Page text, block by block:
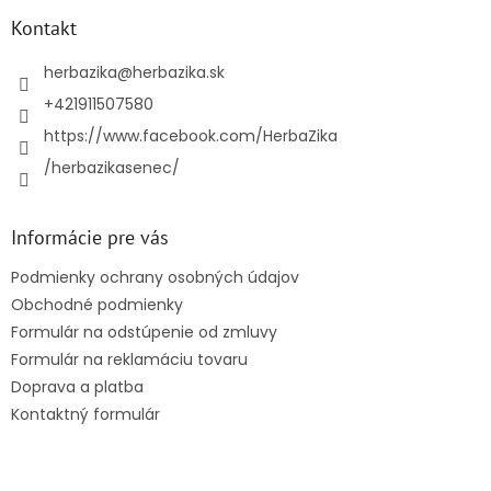
Kontakt
herbazika@herbazika.sk
+421911507580
https://www.facebook.com/HerbaZika
/herbazikasenec/
Informácie pre vás
Podmienky ochrany osobných údajov
Obchodné podmienky
Formulár na odstúpenie od zmluvy
Formulár na reklamáciu tovaru
Doprava a platba
Kontaktný formulár